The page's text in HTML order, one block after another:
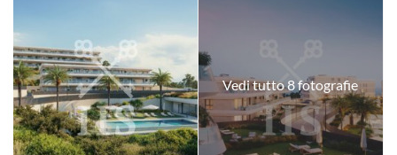
Vedi tutto 8 fotografie